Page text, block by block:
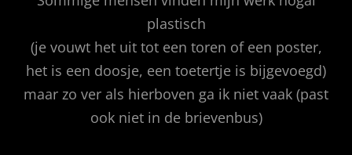
plastisch
(je vouwt het uit tot een toren of een poster,
het is een doosje, een toetertje is bijgevoegd)
maar zo ver als hierboven ga ik niet vaak (past
ook niet in de brievenbus)